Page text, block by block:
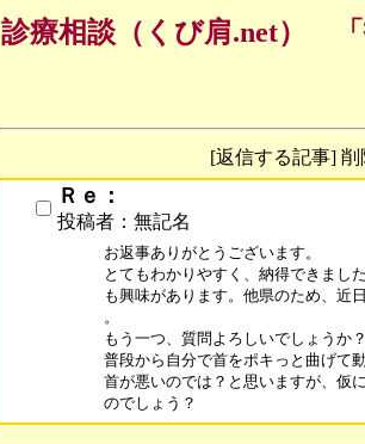
診療相談（くび肩.net）
[返信する記事]
Ｒｅ：
投稿者：無記名
お返事ありがとうございます。
とてもわかりやすく、納得できまし
も興味があります。他県のため、近
。
もう一つ、質問よろしいでしょうか
普段から自分で首をポキっと曲げて
首が悪いのでは？と思いますが、仮
のでしょう？